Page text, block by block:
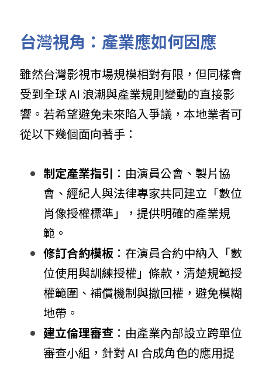
台灣視角：產業應如何因應
雖然台灣影視市場規模相對有限，但同樣會
受到全球 AI 浪潮與產業規則變動的直接影
響。若希望避免未來陷入爭議，本地業者可
從以下幾個面向著手：
制定產業指引 ：由演員公會、製片協
會、經紀人與法律專家共同建立「數位
肖像授權標準」，提供明確的產業規
範。
修訂合約模板 ：在演員合約中納入「數
位使用與訓練授權」條款，清楚規範授
權範圍、補償機制與撤回權，避免模糊
地帶。
建立倫理審查 ：由產業內部設立跨單位
審查小組，針對 AI 合成角色的應用提